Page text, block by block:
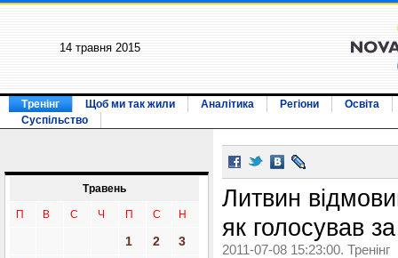
14 травня 2015
Тренінг Щоб ми так жили Аналітика Регіони
Освіта
Суспільство
Травень
П В С Ч П С Н
1 2
3
Литвин
як голосував
2011-07-08 15:23:00. Тренінг